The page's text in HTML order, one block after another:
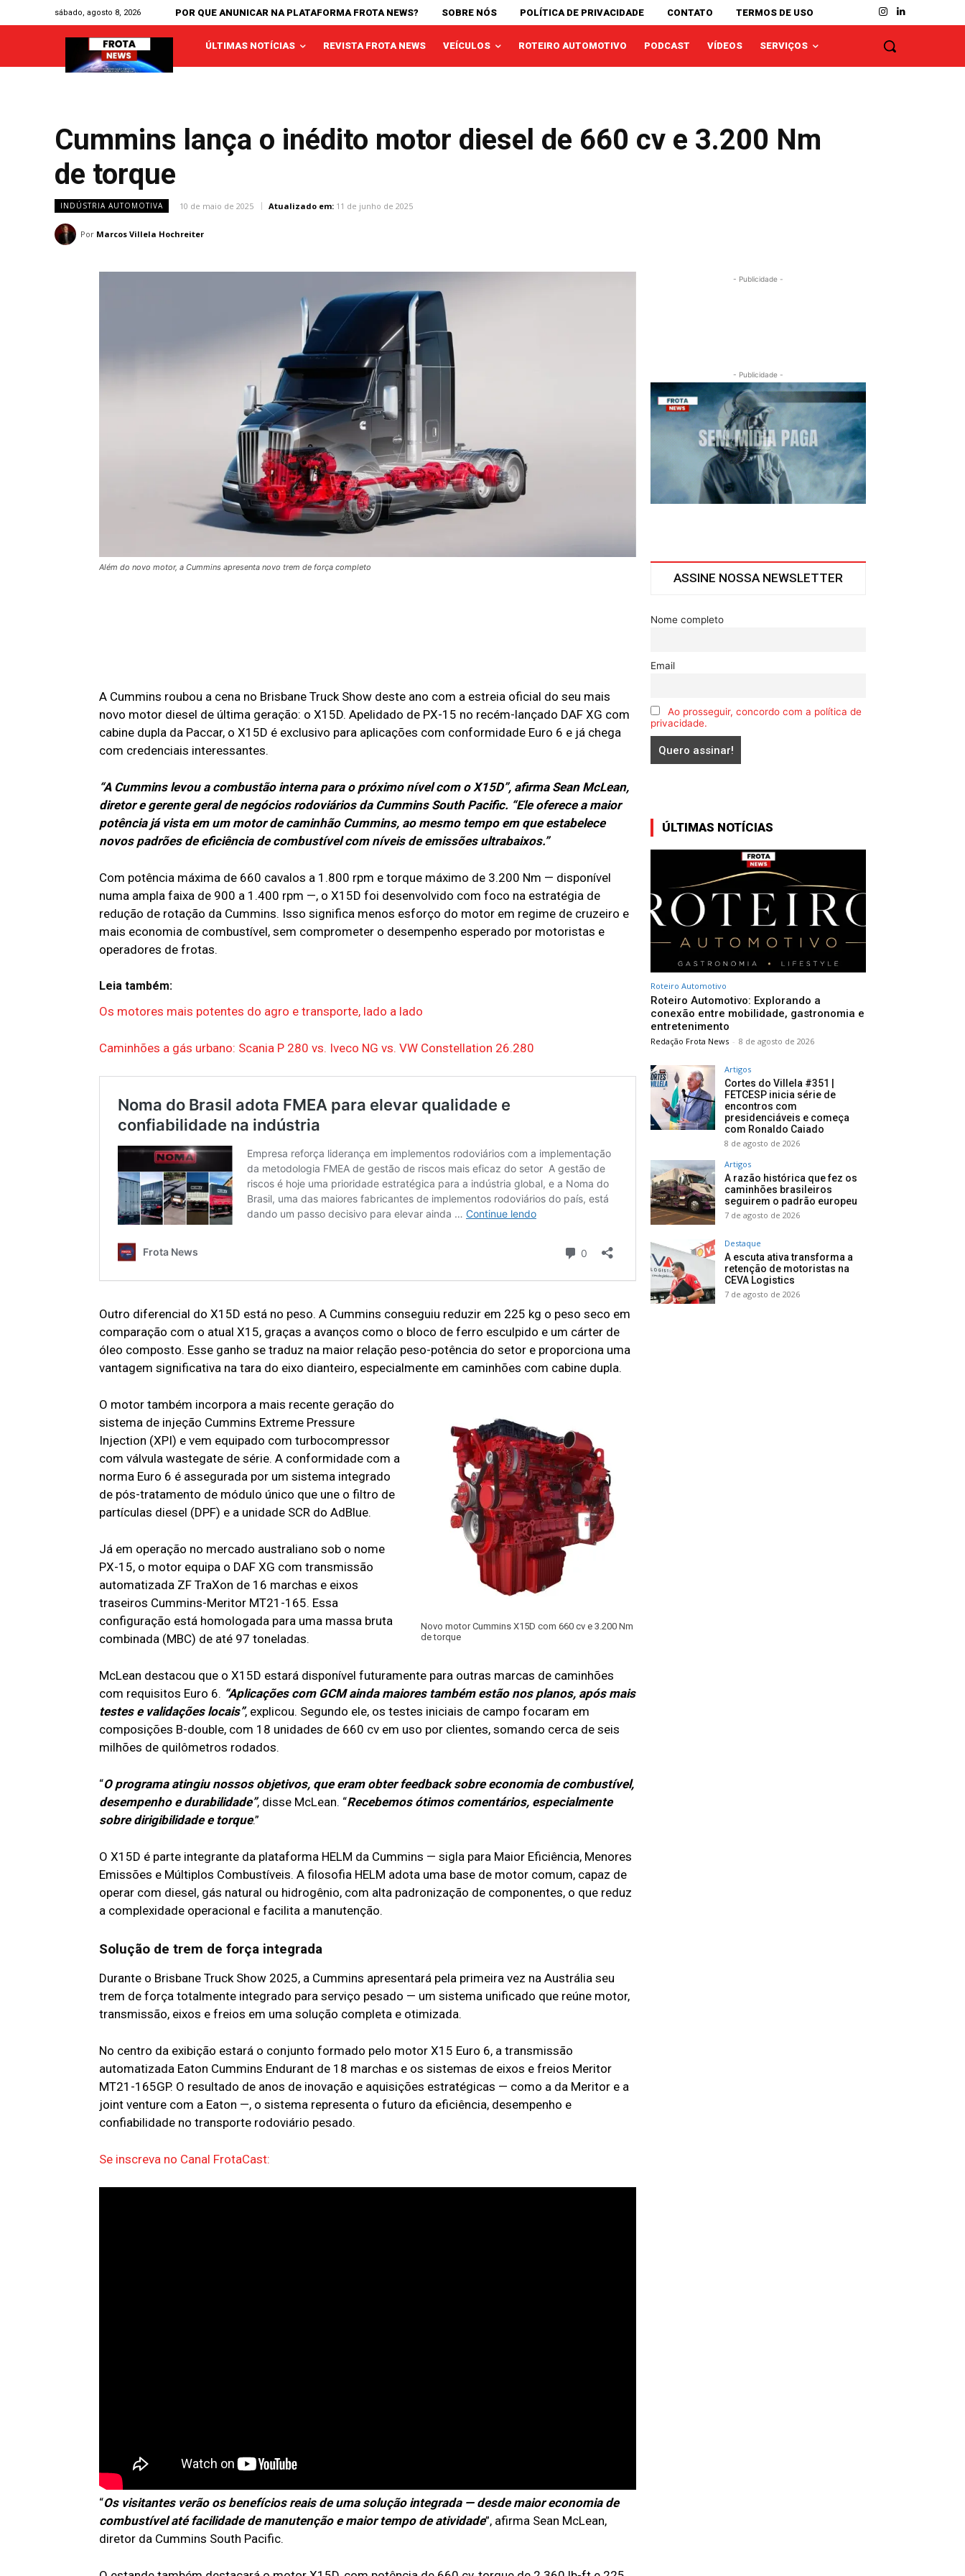
sábado, agosto 8, 2026 POR QUE ANUNICAR NA PLATAFORMA FROTA NEWS? SOBRE NÓS POLÍTICA DE PRIVACIDADE CONTATO TERMOS DE USO
ÚLTIMAS NOTÍCIAS REVISTA FROTA NEWS VEÍCULOS ROTEIRO AUTOMOTIVO PODCAST VÍDEOS SERVIÇOS
Cummins lança o inédito motor diesel de 660 cv e 3.200 Nm
de torque
INDÚSTRIA AUTOMOTIVA 10 de maio de 2025 Atualizado em: 11 de junho de 2025
Por Marcos Villela Hochreiter
Além do novo motor, a Cummins apresenta novo trem de força completo
A Cummins roubou a cena no Brisbane Truck Show deste ano com a estreia oficial do seu mais
novo motor diesel de última geração: o X15D. Apelidado de PX-15 no recém-lançado DAF XG com
cabine dupla da Paccar, o X15D é exclusivo para aplicações com conformidade Euro 6 e já chega
com credenciais interessantes.
“A Cummins levou a combustão interna para o próximo nível com o X15D”, afirma Sean McLean,
diretor e gerente geral de negócios rodoviários da Cummins South Pacific. “Ele oferece a maior
potência já vista em um motor de caminhão Cummins, ao mesmo tempo em que estabelece
novos padrões de eficiência de combustível com níveis de emissões ultrabaixos.”
Com potência máxima de 660 cavalos a 1.800 rpm e torque máximo de 3.200 Nm — disponível
numa ampla faixa de 900 a 1.400 rpm —, o X15D foi desenvolvido com foco na estratégia de
redução de rotação da Cummins. Isso significa menos esforço do motor em regime de cruzeiro e
mais economia de combustível, sem comprometer o desempenho esperado por motoristas e
operadores de frotas.
Leia também:
Os motores mais potentes do agro e transporte, lado a lado
Caminhões a gás urbano: Scania P 280 vs. Iveco NG vs. VW Constellation 26.280
Outro diferencial do X15D está no peso. A Cummins conseguiu reduzir em 225 kg o peso seco em
comparação com o atual X15, graças a avanços como o bloco de ferro esculpido e um cárter de
óleo composto. Esse ganho se traduz na maior relação peso-potência do setor e proporciona uma
vantagem significativa na tara do eixo dianteiro, especialmente em caminhões com cabine dupla.
Novo motor Cummins X15D com 660 cv e 3.200 Nm
de torque
O motor também incorpora a mais recente geração do
sistema de injeção Cummins Extreme Pressure
Injection (XPI) e vem equipado com turbocompressor
com válvula wastegate de série. A conformidade com a
norma Euro 6 é assegurada por um sistema integrado
de pós-tratamento de módulo único que une o filtro de
partículas diesel (DPF) e a unidade SCR do AdBlue.
Já em operação no mercado australiano sob o nome
PX-15, o motor equipa o DAF XG com transmissão
automatizada ZF TraXon de 16 marchas e eixos
traseiros Cummins-Meritor MT21-165. Essa
configuração está homologada para uma massa bruta
combinada (MBC) de até 97 toneladas.
McLean destacou que o X15D estará disponível futuramente para outras marcas de caminhões
com requisitos Euro 6. “Aplicações com GCM ainda maiores também estão nos planos, após mais
testes e validações locais”, explicou. Segundo ele, os testes iniciais de campo focaram em
composições B-double, com 18 unidades de 660 cv em uso por clientes, somando cerca de seis
milhões de quilômetros rodados.
“O programa atingiu nossos objetivos, que eram obter feedback sobre economia de combustível,
desempenho e durabilidade”, disse McLean. “Recebemos ótimos comentários, especialmente
sobre dirigibilidade e torque.”
O X15D é parte integrante da plataforma HELM da Cummins — sigla para Maior Eficiência, Menores
Emissões e Múltiplos Combustíveis. A filosofia HELM adota uma base de motor comum, capaz de
operar com diesel, gás natural ou hidrogênio, com alta padronização de componentes, o que reduz
a complexidade operacional e facilita a manutenção.
Solução de trem de força integrada
Durante o Brisbane Truck Show 2025, a Cummins apresentará pela primeira vez na Austrália seu
trem de força totalmente integrado para serviço pesado — um sistema unificado que reúne motor,
transmissão, eixos e freios em uma solução completa e otimizada.
No centro da exibição estará o conjunto formado pelo motor X15 Euro 6, a transmissão
automatizada Eaton Cummins Endurant de 18 marchas e os sistemas de eixos e freios Meritor
MT21-165GP. O resultado de anos de inovação e aquisições estratégicas — como a da Meritor e a
joint venture com a Eaton —, o sistema representa o futuro da eficiência, desempenho e
confiabilidade no transporte rodoviário pesado.
Se inscreva no Canal FrotaCast:
“Os visitantes verão os benefícios reais de uma solução integrada — desde maior economia de
combustível até facilidade de manutenção e maior tempo de atividade”, afirma Sean McLean,
diretor da Cummins South Pacific.
- Publicidade -
- Publicidade -
ASSINE NOSSA NEWSLETTER
Nome completo
Email
Ao prosseguir, concordo com a política de
privacidade.
ÚLTIMAS NOTÍCIAS
Roteiro Automotivo
Roteiro Automotivo: Explorando a
conexão entre mobilidade, gastronomia e
entretenimento
Redação Frota News - 8 de agosto de 2026
Artigos
Cortes do Villela #351 |
FETCESP inicia série de
encontros com
presidenciáveis e começa
com Ronaldo Caiado
8 de agosto de 2026
Artigos
A razão histórica que fez os
caminhões brasileiros
seguirem o padrão europeu
7 de agosto de 2026
Destaque
A escuta ativa transforma a
retenção de motoristas na
CEVA Logistics
7 de agosto de 2026